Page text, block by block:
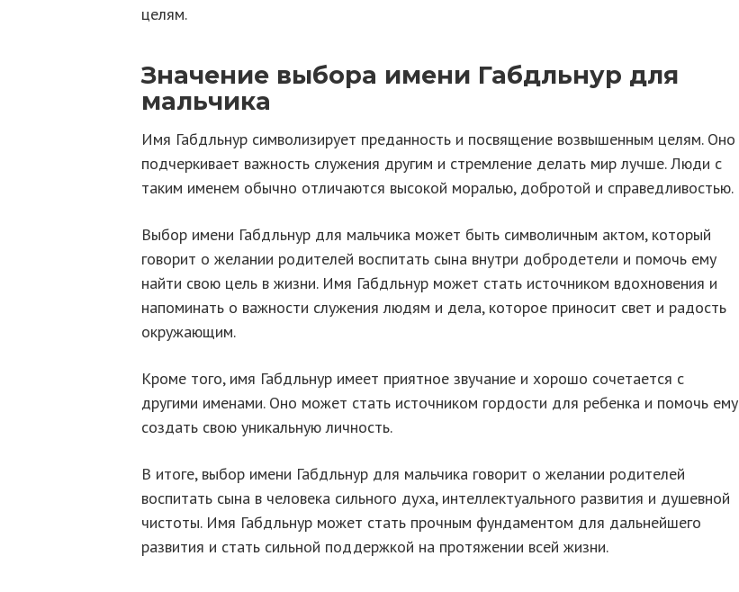
целям.
Значение выбора имени Габдльнур для
мальчика
Имя Габдльнур символизирует преданность и посвящение возвышенным целям. Оно
подчеркивает важность служения другим и стремление делать мир лучше. Люди с
таким именем обычно отличаются высокой моралью, добротой и справедливостью.
Выбор имени Габдльнур для мальчика может быть символичным актом, который
говорит о желании родителей воспитать сына внутри добродетели и помочь ему
найти свою цель в жизни. Имя Габдльнур может стать источником вдохновения и
напоминать о важности служения людям и дела, которое приносит свет и радость
окружающим.
Кроме того, имя Габдльнур имеет приятное звучание и хорошо сочетается с
другими именами. Оно может стать источником гордости для ребенка и помочь ему
создать свою уникальную личность.
В итоге, выбор имени Габдльнур для мальчика говорит о желании родителей
воспитать сына в человека сильного духа, интеллектуального развития и душевной
чистоты. Имя Габдльнур может стать прочным фундаментом для дальнейшего
развития и стать сильной поддержкой на протяжении всей жизни.